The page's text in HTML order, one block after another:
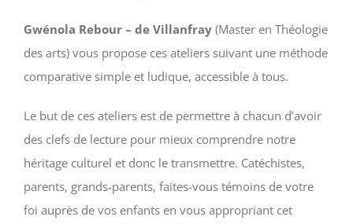
Gwénola Rebour – de Villanfray (Master en Théologie
des arts) vous propose ces ateliers suivant une méthode
comparative simple et ludique, accessible à tous.
Le but de ces ateliers est de permettre à chacun d’avoir
des clefs de lecture pour mieux comprendre notre
héritage culturel et donc le transmettre. Catéchistes,
parents, grands-parents, faites-vous témoins de votre
foi auprès de vos enfants en vous appropriant cet